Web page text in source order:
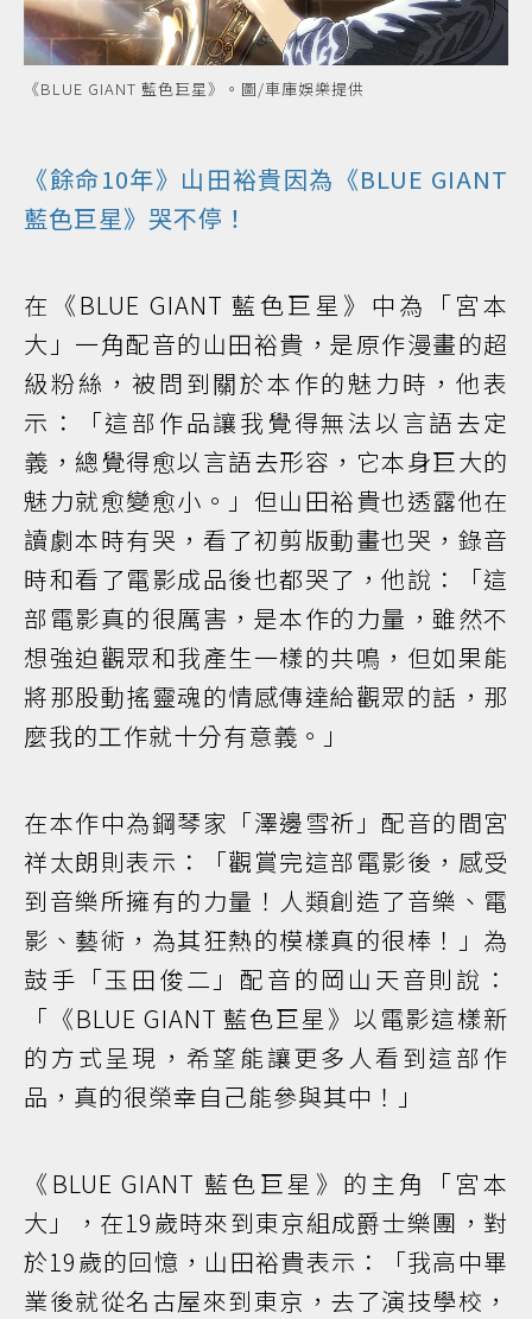
《BLUE GIANT 藍色巨星》。圖/車庫娛樂提供
《餘命10年》山田裕貴因為《BLUE GIANT
藍色巨星》哭不停！
在《BLUE GIANT 藍色巨星》中為「宮本
大」一角配音的山田裕貴，是原作漫畫的超
級粉絲，被問到關於本作的魅力時，他表
示：「這部作品讓我覺得無法以言語去定
義，總覺得愈以言語去形容，它本身巨大的
魅力就愈變愈小。」但山田裕貴也透露他在
讀劇本時有哭，看了初剪版動畫也哭，錄音
時和看了電影成品後也都哭了，他說：「這
部電影真的很厲害，是本作的力量，雖然不
想強迫觀眾和我產生一樣的共鳴，但如果能
將那股動搖靈魂的情感傳達給觀眾的話，那
麼我的工作就十分有意義。」
在本作中為鋼琴家「澤邊雪祈」配音的間宮
祥太朗則表示：「觀賞完這部電影後，感受
到音樂所擁有的力量！人類創造了音樂、電
影、藝術，為其狂熱的模樣真的很棒！」為
鼓手「玉田俊二」配音的岡山天音則說：
「《BLUE GIANT 藍色巨星》以電影這樣新
的方式呈現，希望能讓更多人看到這部作
品，真的很榮幸自己能參與其中！」
《BLUE GIANT 藍色巨星》的主角「宮本
大」，在19歲時來到東京組成爵士樂團，對
於19歲的回憶，山田裕貴表示：「我高中畢
業後就從名古屋來到東京，去了演技學校，